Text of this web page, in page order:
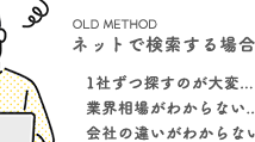
対応方法
電話対応
メール対応
調整可能